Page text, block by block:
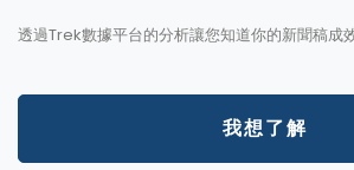
透過Trek數據平台的分析讓您知道你的新聞稿成
我想了解